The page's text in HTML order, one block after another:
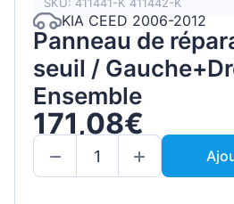
KIA CEED 2006-2012
Panneau de
seuil /
Ensemble
171,08€